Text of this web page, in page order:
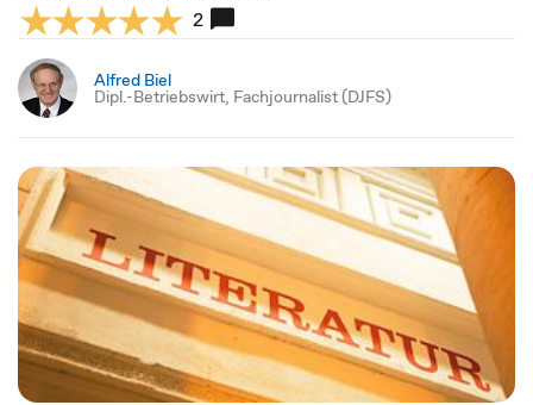
2
Alfred Biel
Dipl.-Betriebswirt, Fachjournalist (DJFS)